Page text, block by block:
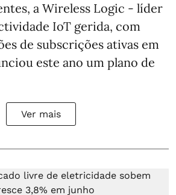
a Wireless Logic - líder
IoT gerida, com
de subscrições ativas em
este ano um plano de
Ver mais